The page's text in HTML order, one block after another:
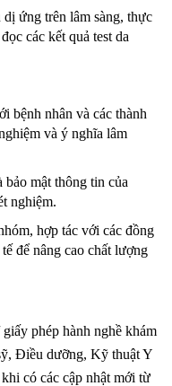
ứng trên lâm sàng, thực
các kết quả test da
bệnh nhân và các thành
và ý nghĩa lâm
mật thông tin của
nghiệm.
hợp tác với các đồng
để nâng cao chất lượng
phép hành nghề khám
Điều dưỡng, Kỹ thuật Y
có các cập nhật mới từ